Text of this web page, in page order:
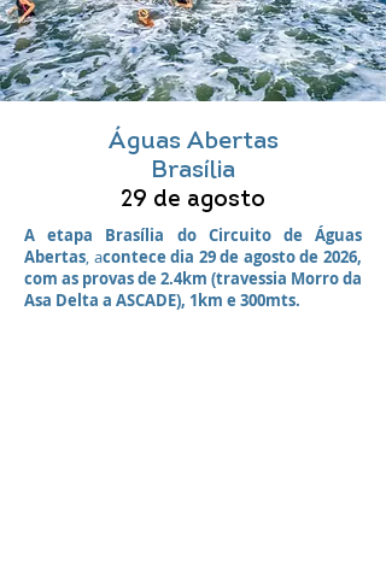
Águas Abertas
Brasília
29 de agosto
A etapa Brasília do Circuito de Águas
Abertas, acontece dia 29 de agosto de 2026,
com as provas de 2.4km (travessia Morro da
Asa Delta a ASCADE), 1km e 300mts.